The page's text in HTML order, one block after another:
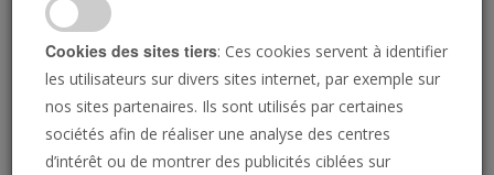
Cookies des sites tiers: Ces cookies servent à identifier
les utilisateurs sur divers sites internet, par exemple sur
nos sites partenaires. Ils sont utilisés par certaines
sociétés afin de réaliser une analyse des centres
d’intérêt ou de montrer des publicités ciblées sur